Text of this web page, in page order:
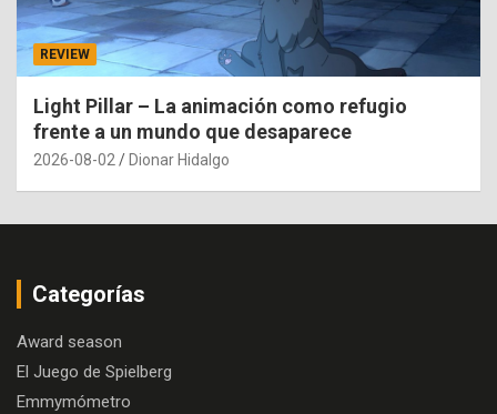
REVIEW
Light Pillar – La animación como refugio
frente a un mundo que desaparece
2026-08-02 Dionar Hidalgo
Categorías
Award season
El Juego de Spielberg
Emmymómetro